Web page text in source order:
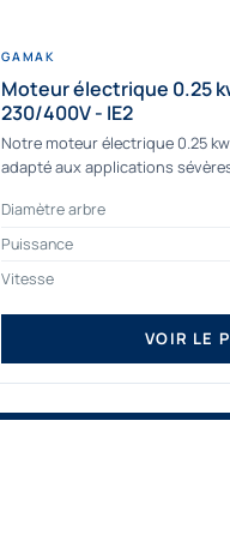
GAMAK
Moteur électrique 0.25
230/400V - IE2
Notre moteur électrique 0.25
adapté aux applications
asynchrones depuis de
Diamètre arbre
Puissance
Vitesse
VOIR LE